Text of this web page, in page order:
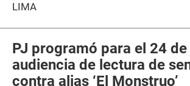
LIMA
PJ programó para el 24
audiencia de lectura de
contra alias ‘El Monstruo’